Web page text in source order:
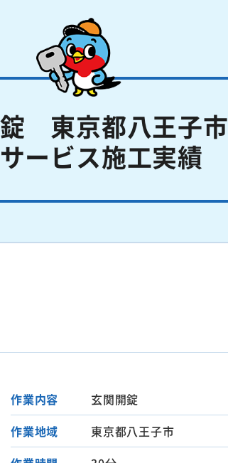
東京都八王子市
ービス施工実績
作業内容
玄関開錠
作業地域
東京都八王子市